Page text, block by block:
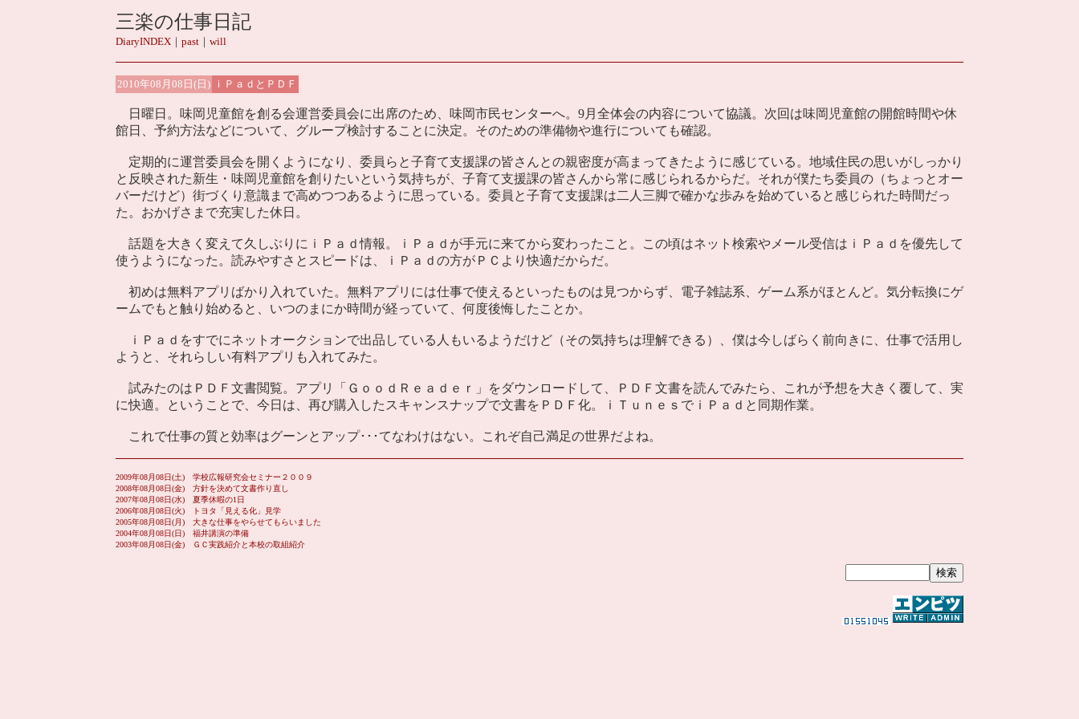
三楽の仕事日記
DiaryINDEX ｜ past ｜ will
2010年08月08日(日) ｉＰａｄとＰＤＦ
日曜日。味岡児童館を創る会運営委員会に出席のため、味岡市民センターへ。9月全体会の内容について協議。次回は味岡児童館の開館時間や休
館日、予約方法などについて、グループ検討することに決定。そのための準備物や進行についても確認。
定期的に運営委員会を開くようになり、委員らと子育て支援課の皆さんとの親密度が高まってきたように感じている。地域住民の思いがしっかり
と反映された新生・味岡児童館を創りたいという気持ちが、子育て支援課の皆さんから常に感じられるからだ。それが僕たち委員の（ちょっとオー
バーだけど）街づくり意識まで高めつつあるように思っている。委員と子育て支援課は二人三脚で確かな歩みを始めていると感じられた時間だっ
た。おかげさまで充実した休日。
話題を大きく変えて久しぶりにｉＰａｄ情報。ｉＰａｄが手元に来てから変わったこと。この頃はネット検索やメール受信はｉＰａｄを優先して
使うようになった。読みやすさとスピードは、ｉＰａｄの方がＰＣより快適だからだ。
初めは無料アプリばかり入れていた。無料アプリには仕事で使えるといったものは見つからず、電子雑誌系、ゲーム系がほとんど。気分転換にゲ
ームでもと触り始めると、いつのまにか時間が経っていて、何度後悔したことか。
ｉＰａｄをすでにネットオークションで出品している人もいるようだけど（その気持ちは理解できる）、僕は今しばらく前向きに、仕事で活用し
ようと、それらしい有料アプリも入れてみた。
試みたのはＰＤＦ文書閲覧。アプリ「ＧｏｏｄＲｅａｄｅｒ」をダウンロードして、ＰＤＦ文書を読んでみたら、これが予想を大きく覆して、実
に快適。ということで、今日は、再び購入したスキャンスナップで文書をＰＤＦ化。ｉＴｕｎｅｓでｉＰａｄと同期作業。
これで仕事の質と効率はグーンとアップ･･･てなわけはない。これぞ自己満足の世界だよね。
2009年08月08日(土) 学校広報研究会セミナー２００９
2008年08月08日(金) 方針を決めて文書作り直し
2007年08月08日(水) 夏季休暇の1日
2006年08月08日(火) トヨタ「見える化」見学
2005年08月08日(月) 大きな仕事をやらせてもらいました
2004年08月08日(日) 福井講演の準備
2003年08月08日(金) ＧＣ実践紹介と本校の取組紹介